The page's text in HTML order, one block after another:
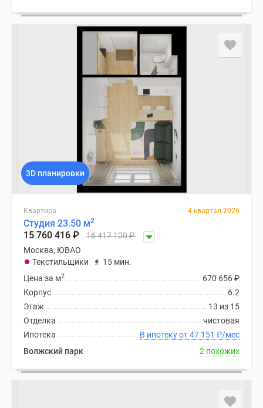
Машино-
места
Апартаменты
ипотека
#рассрочка
ипотека
скидками
новостроек
3D планировки
Квартира 4 квартал 2026
Студия 23.50 м2
15 760 416 ₽ 16 417 100₽
Москва, ЮВАО
Текстильщики
15 мин.
670 656₽
Цена за м2
6.2
Корпус
13 из 15
Этаж
чистовая
Отделка
В ипотеку от 47 151 ₽/мес
Ипотека
Волжский парк
2 похожих